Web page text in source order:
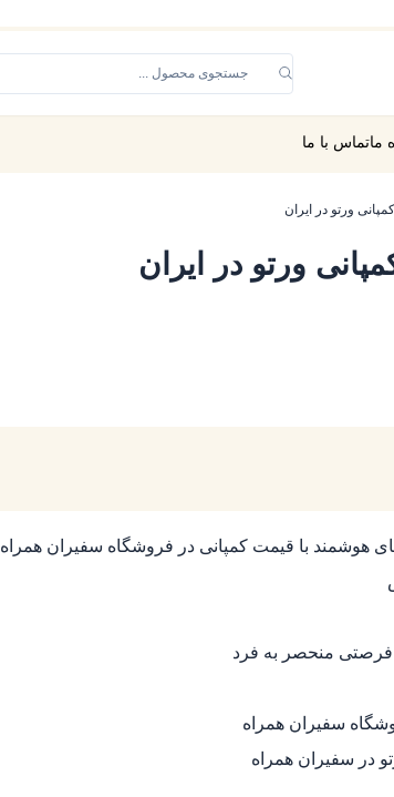
ماتماس با ما
ورتو در ایران
ورتو در ایران
هوشمند با قیمت کمپانی در فروشگاه سفیران همراه
فرصتی منحصر به فرد
سفیران همراه
در سفیران همراه